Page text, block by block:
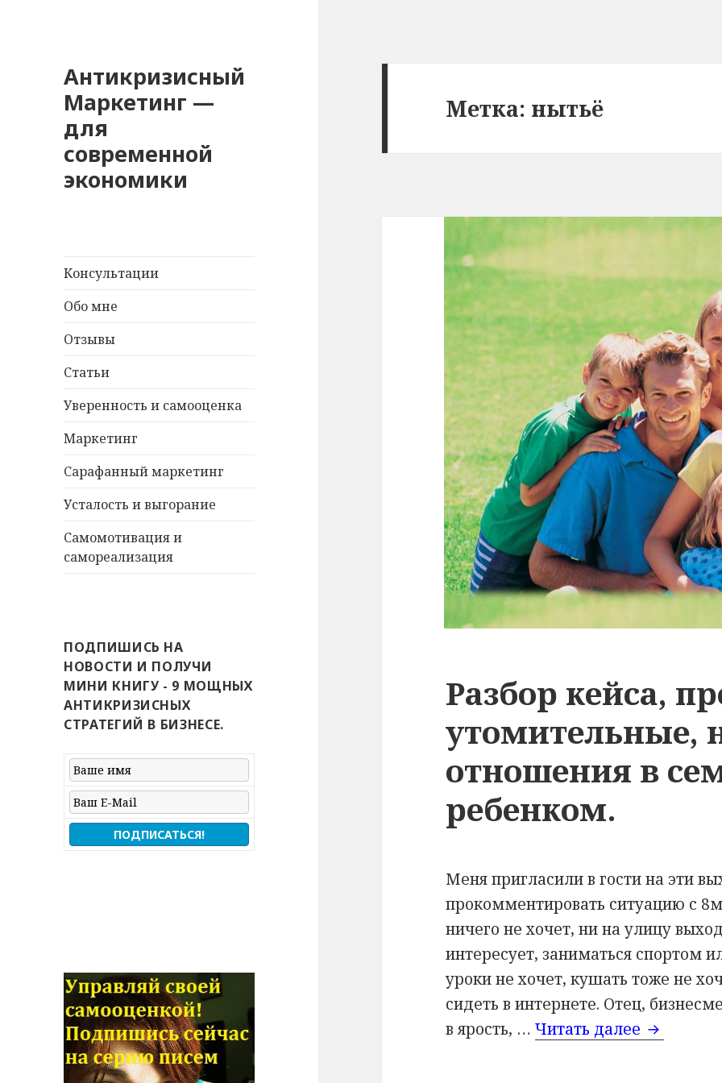
Антикризисный
Маркетинг —
для
современной
экономики
Консультации
Обо мне
Отзывы
Статьи
Уверенность и самооценка
Маркетинг
Сарафанный маркетинг
Усталость и выгорание
Самомотивация и
самореализация
ПОДПИШИСЬ НА
НОВОСТИ И ПОЛУЧИ
МИНИ КНИГУ - 9 МОЩНЫХ
АНТИКРИЗИСНЫХ
СТРАТЕГИЙ В БИЗНЕСЕ.
Метка: нытьё
Разбор кейса,
утомительные,
отношения в
ребенком.
Меня пригласили в гости на эти
прокомментировать ситуацию с
ничего не хочет, ни на улицу
интересует, заниматься спортом
уроки не хочет, кушать тоже не
сидеть в интернете. Отец,
в ярость, …Читать далее Разбор